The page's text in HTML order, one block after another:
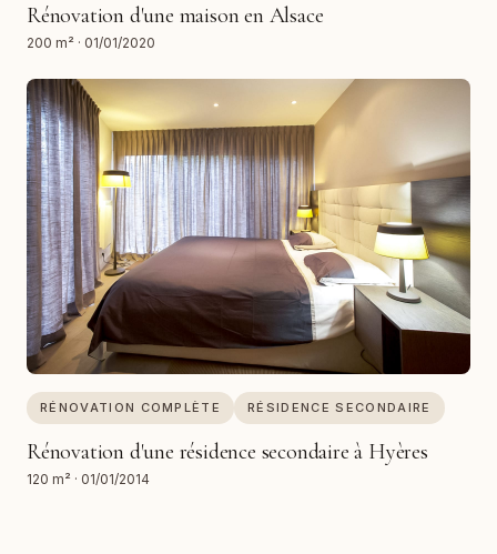
Rénovation d'une maison en Alsace
200 m² · 01/01/2020
RÉNOVATION COMPLÈTE RÉSIDENCE SECONDAIRE
Rénovation d'une résidence secondaire à Hyères
120 m² · 01/01/2014